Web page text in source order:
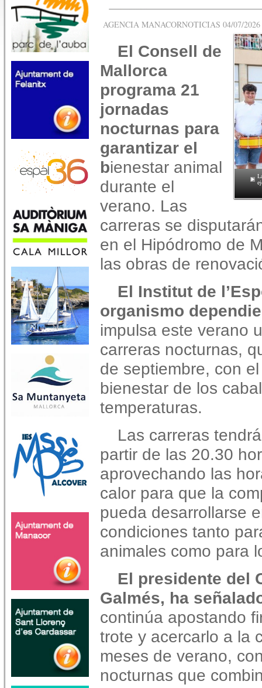
AGENCIA MANACORNOTICIAS 04/07/
El Consell de
Mallorca
programa 21
jornadas
nocturnas para
garantizar el
bienestar animal
durante el
verano. Las
carreras se
en el Hipódromo de
las obras de
El Institut de
organismo
impulsa este verano
carreras nocturnas,
de septiembre, con
bienestar de los
temperaturas.
Las carreras
partir de las 20.30
aprovechando las
calor para que la
pueda desarrollarse
condiciones tanto
animales como para
El presidente del
Galmés, ha
continúa apostando
trote y acercarlo a la
meses de verano,
nocturnas que